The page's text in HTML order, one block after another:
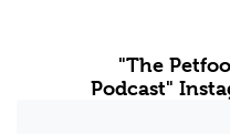
"The
Podcast"